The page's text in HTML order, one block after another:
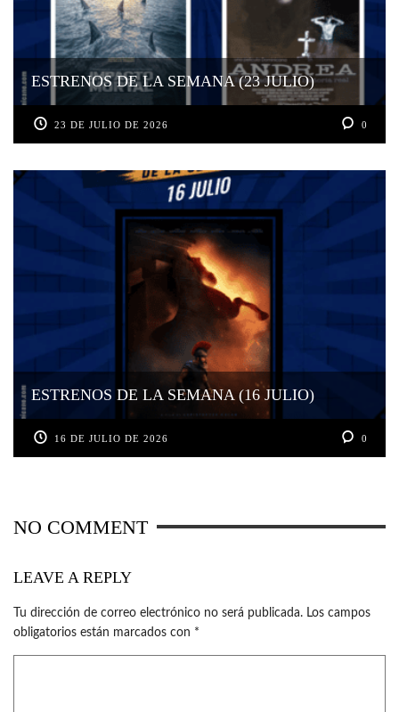
ESTRENOS DE LA SEMANA (23 JULIO)
23 DE JULIO DE 2026 0
ESTRENOS DE LA SEMANA (16 JULIO)
16 DE JULIO DE 2026 0
NO COMMENT
LEAVE A REPLY
Tu dirección de correo electrónico no será publicada. Los campos
obligatorios están marcados con *